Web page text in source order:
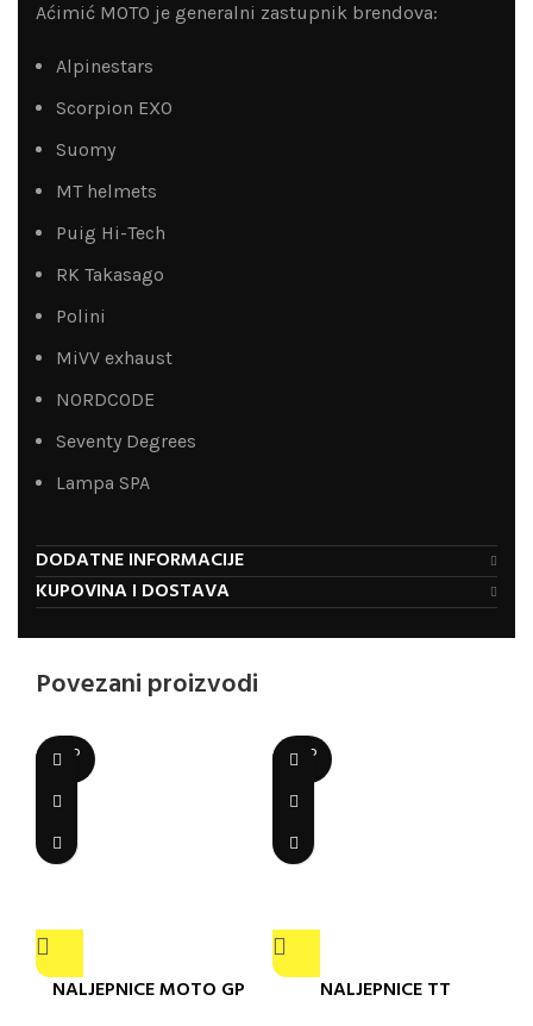
Aćimić MOTO je generalni zastupnik brendova:
Alpinestars
Scorpion EXO
Suomy
MT helmets
Puig Hi-Tech
RK Takasago
Polini
MiVV exhaust
NORDCODE
Seventy Degrees
Lampa SPA
DODATNE INFORMACIJE
KUPOVINA I DOSTAVA
Povezani proizvodi
SOLD
OUT
NALJEPNICE MOTO GP
SOLD
OUT
NALJEPNICE TT